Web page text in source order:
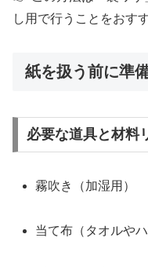
し用で行うことをおす
紙を扱う前に準
必要な道具と材料
霧吹き（加湿用）
当て布（タオルやハ